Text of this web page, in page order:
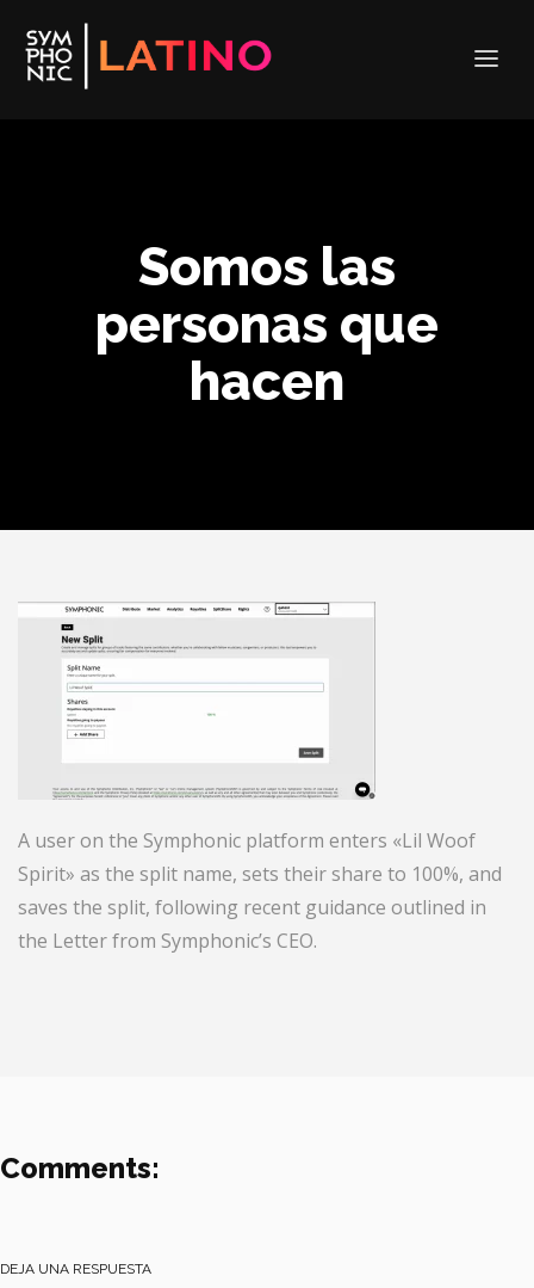
Somos las
personas que
hacen
A user on the Symphonic platform enters «Lil Woof
Spirit» as the split name, sets their share to 100%, and
saves the split, following recent guidance outlined in
the Letter from Symphonic’s CEO.
Comments:
DEJA UNA RESPUESTA